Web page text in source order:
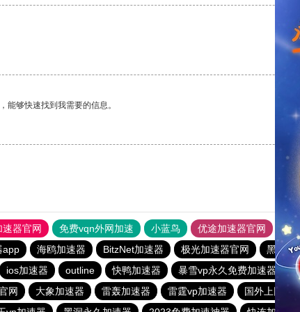
够快速找到我需要的信息。
器官网 免费vqn外网加速 小蓝鸟 优途加速器官网 风
app 海鸥加速器 BitzNet加速器 极光加速器官网 黑洞
ios加速器 outline 快鸭加速器 暴雪vp永久免费加速器下载
网 大象加速器 雷轰加速器 雷霆vp加速器 国外上网加